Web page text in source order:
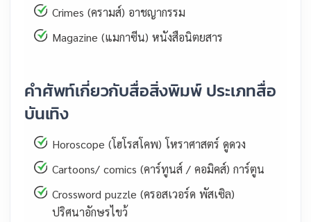
Crimes (ครามส์) อาชญากรรม
Magazine (แมกาซีน) หนังสือนิตยสาร
คำศัพท์เกี่ยวกับสื่อสิ่งพิมพ์ ประเภทสื่อ
บันเทิง
Horoscope (โฮโรสโคพ) โหราศาสตร์ ดูดวง
Cartoons/ comics (คาร์ทูนส์ / คอมิคส์) การ์ตูน
Crossword puzzle (ครอสเวอร์ด พัสเซิล)
ปริศนาอักษรไขว้